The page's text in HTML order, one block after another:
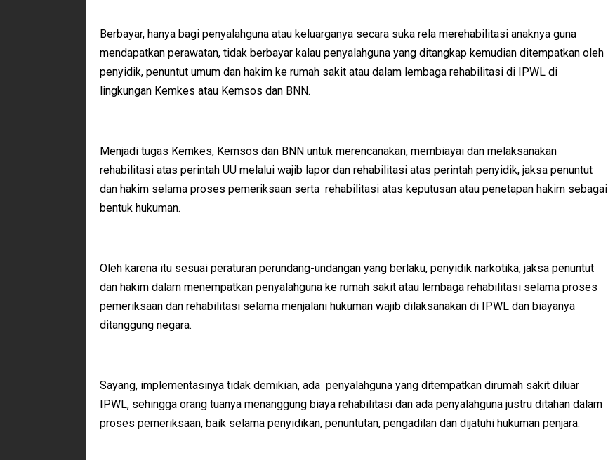
Berbayar, hanya bagi penyalahguna atau keluarganya secara suka rela merehabilitasi anaknya guna
mendapatkan perawatan, tidak berbayar kalau penyalahguna yang ditangkap kemudian ditempatkan oleh
penyidik, penuntut umum dan hakim ke rumah sakit atau dalam lembaga rehabilitasi di IPWL di
lingkungan Kemkes atau Kemsos dan BNN.
Menjadi tugas Kemkes, Kemsos dan BNN untuk merencanakan, membiayai dan melaksanakan
rehabilitasi atas perintah UU melalui wajib lapor dan rehabilitasi atas perintah penyidik, jaksa penuntut
dan hakim selama proses pemeriksaan serta rehabilitasi atas keputusan atau penetapan hakim sebagai
bentuk hukuman.
Oleh karena itu sesuai peraturan perundang-undangan yang berlaku, penyidik narkotika, jaksa penuntut
dan hakim dalam menempatkan penyalahguna ke rumah sakit atau lembaga rehabilitasi selama proses
pemeriksaan dan rehabilitasi selama menjalani hukuman wajib dilaksanakan di IPWL dan biayanya
ditanggung negara.
Sayang, implementasinya tidak demikian, ada penyalahguna yang ditempatkan dirumah sakit diluar
IPWL, sehingga orang tuanya menanggung biaya rehabilitasi dan ada penyalahguna justru ditahan dalam
proses pemeriksaan, baik selama penyidikan, penuntutan, pengadilan dan dijatuhi hukuman penjara.